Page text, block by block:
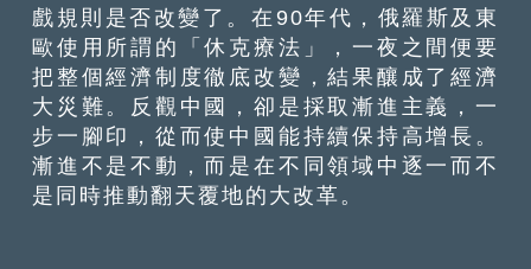
戲規則是否改變了。在90年代，俄羅斯及東
歐使用所謂的「休克療法」，一夜之間便要
把整個經濟制度徹底改變，結果釀成了經濟
大災難。反觀中國，卻是採取漸進主義，一
步一腳印，從而使中國能持續保持高增長。
漸進不是不動，而是在不同領域中逐一而不
是同時推動翻天覆地的大改革。